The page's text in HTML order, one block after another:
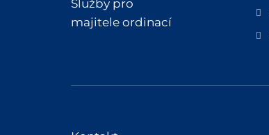
Služby pro
majitele ordinací